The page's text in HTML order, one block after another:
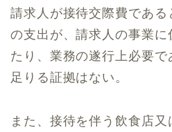
請求人が接待交際費である
の支出が、請求人の事業に
たり、業務の遂行上必要で
足りる証拠はない。
また、接待を伴う飲食店